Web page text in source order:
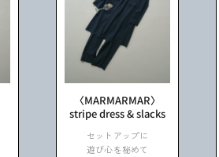
〈MARMARMAR〉
stripe dress & slacks
セットアップに
遊び心を秘めて